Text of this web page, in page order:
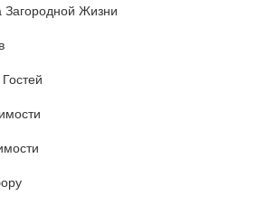
Жизни